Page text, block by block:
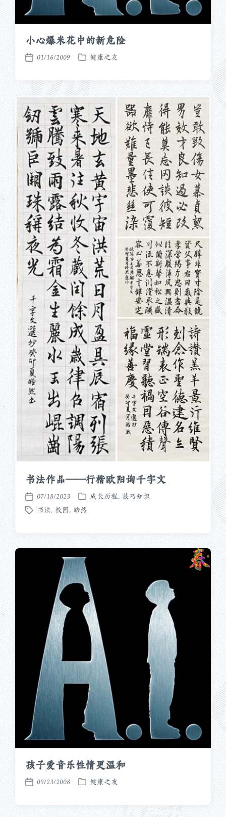
小心爆米花中的新危险
发
日
期
01/16/2009
发
于
健康之友
书法作品——行楷欧阳询千字文
发
布
期
07/18/2023
发
布
成长历程, 技巧知识
标
书法, 校园, 皓然
孩子爱音乐性情更温和
发
日
09/23/2008
发
于
健康之友